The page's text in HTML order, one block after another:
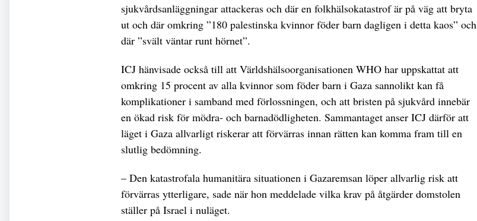
sjukvårdsanläggningar attackeras och där en folkhälsokatastrof är på väg att bryta
ut och där omkring ”180 palestinska kvinnor föder barn dagligen i detta kaos” och
där ”svält väntar runt hörnet”.
ICJ hänvisade också till att Världshälsoorganisationen WHO har uppskattat att
omkring 15 procent av alla kvinnor som föder barn i Gaza sannolikt kan få
komplikationer i samband med förlossningen, och att bristen på sjukvård innebär
en ökad risk för mödra- och barnadödligheten. Sammantaget anser ICJ därför att
läget i Gaza allvarligt riskerar att förvärras innan rätten kan komma fram till en
slutlig bedömning.
– Den katastrofala humanitära situationen i Gazaremsan löper allvarlig risk att
förvärras ytterligare, sade när hon meddelade vilka krav på åtgärder domstolen
ställer på Israel i nuläget.